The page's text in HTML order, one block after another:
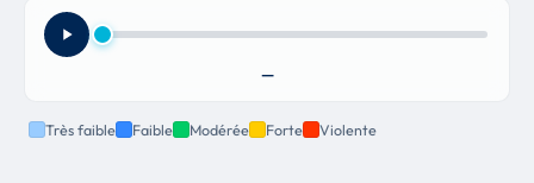
—
Très faible Faible Modérée Forte Violente